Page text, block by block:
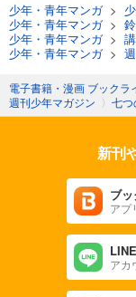
少年・青年マンガ>
少年・青年マンガ>
少年・青年マンガ>
少年・青年マンガ>
電子書籍・漫画 ブックラ
週刊少年マガジン 〉 七
新刊
ブ
アプ
アカ